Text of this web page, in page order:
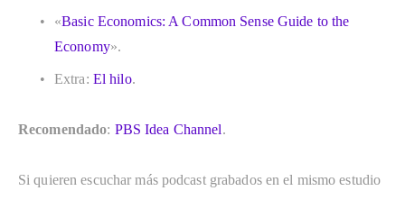
«Basic Economics: A Common Sense Guide to the
Economy».
Extra: El hilo.
Recomendado: PBS Idea Channel.
Si quieren escuchar más podcast grabados en el mismo estudio